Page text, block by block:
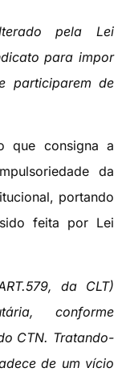
pela Lei
para impor
participarem de
que consigna a
da
portando
feita por Lei
da CLT)
conforme
CTN. Tratando-
de um vício